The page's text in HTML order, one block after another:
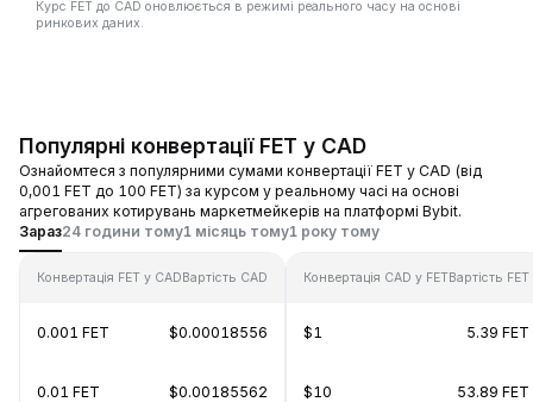
Курс FET до CAD оновлюється в режимі реального часу на основі
ринкових даних.
Популярні конвертації FET у CAD
Ознайомтеся з популярними сумами конвертації FET у CAD (від
0,001 FET до 100 FET) за курсом у реальному часі на основі
агрегованих котирувань маркетмейкерів на платформі Bybit.
Зараз24 години тому1 місяць тому1 року тому
Конвертація FET у CADВартість CAD
0.001 FET $0.00018556
0.01 FET $0.00185562
Конвертація CAD у FETВартість FET
$1 5.39 FET
$10 53.89 FET